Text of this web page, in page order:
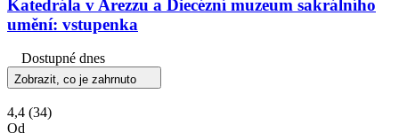
Katedrála v Arezzu a Diecézní muzeum sakrálního
umění: vstupenka
Dostupné dnes
Zobrazit, co je zahrnuto
4,4 (34)
Od